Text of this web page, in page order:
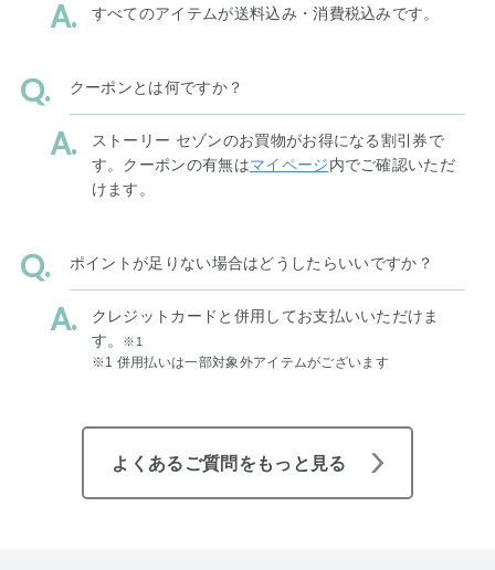
すべてのアイテムが送料込み・消費税込みです。
クーポンとは何ですか？
ストーリー セゾンのお買物がお得になる割引券で
す。クーポンの有無はマイページ内でご確認いただ
けます。
ポイントが足りない場合はどうしたらいいですか？
クレジットカードと併用してお支払いいただけま
す。
※1
※1 併用払いは一部対象外アイテムがございます
よくあるご質問をもっと見る